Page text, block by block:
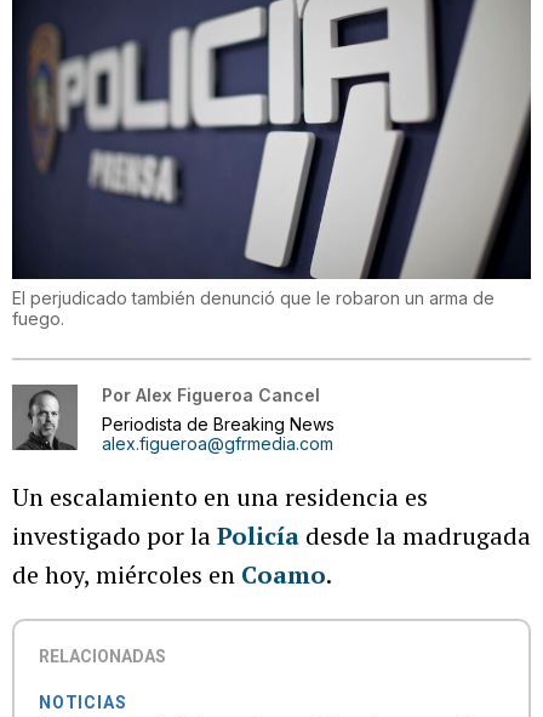
El perjudicado también denunció que le robaron un arma de
fuego.
Por Alex Figueroa Cancel
Periodista de Breaking News
alex.figueroa@gfrmedia.com
Un escalamiento en una residencia es
investigado por laPolicía desde la madrugada
de hoy, miércoles en Coamo.
RELACIONADAS
NOTICIAS